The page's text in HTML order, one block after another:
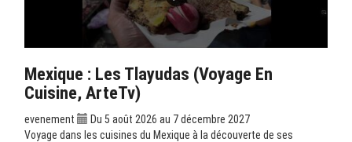
Mexique : Les Tlayudas (Voyage En
Cuisine, ArteTv)
evenement
Du 5 août 2026 au 7 décembre 2027
Voyage dans les cuisines du Mexique à la découverte de ses